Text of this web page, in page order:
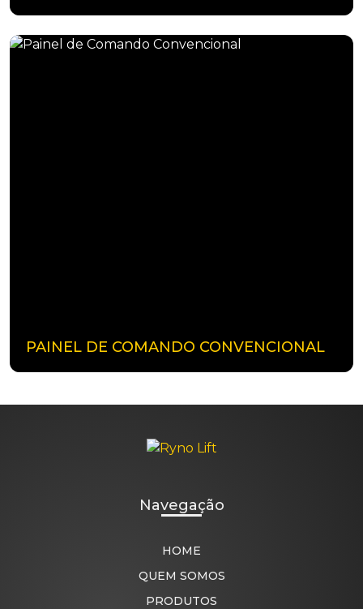
PAINEL DE COMANDO CONVENCIONAL
Navegação
HOME
QUEM SOMOS
PRODUTOS